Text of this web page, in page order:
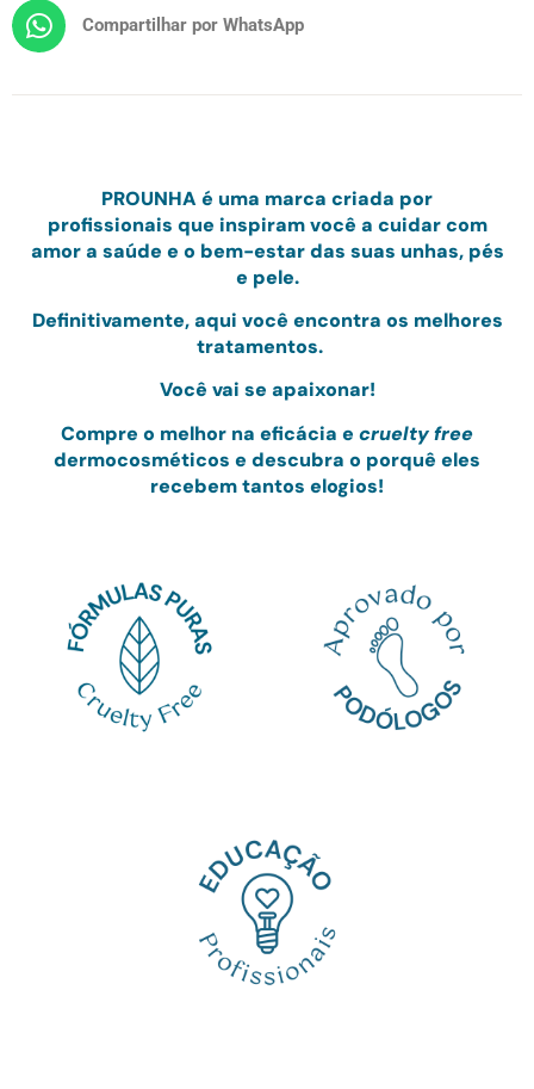
Compartilhar por WhatsApp
PROUNHA é uma marca criada por
profissionais que inspiram você a cuidar com
amora saúde e o bem-estar das suas unhas, pés
e pele.
Definitivamente, aqui você encontra os melhores
tratamentos.
Você vai se apaixonar!
Compre o melhor na eficácia e cruelty free
dermocosméticos e descubra o porquê eles
recebem tantos elogios!